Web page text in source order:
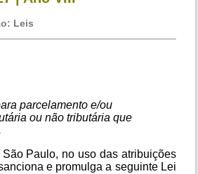
Leis
parcelamento e/ou
ou não tributária que
Paulo, no uso das atribuições
e promulga a seguinte Lei